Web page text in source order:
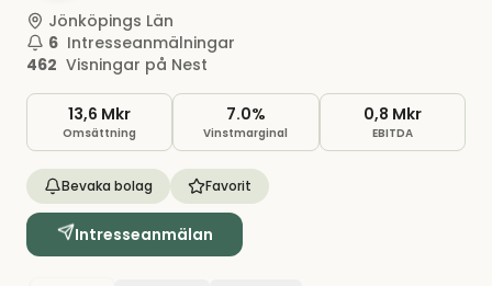
Jönköpings Län
6 Intresseanmälningar
462 Visningar på Nest
13,6 Mkr
Omsättning
7.0%
Vinstmarginal
0,8 Mkr
EBITDA
Bevaka bolag Favorit
Intresseanmälan